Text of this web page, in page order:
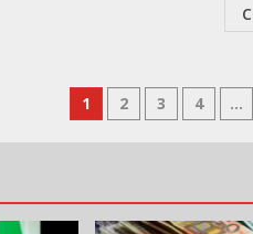
Paginazione
degli
articoli
1 2 3 4 …